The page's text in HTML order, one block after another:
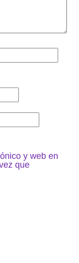
y web en
que